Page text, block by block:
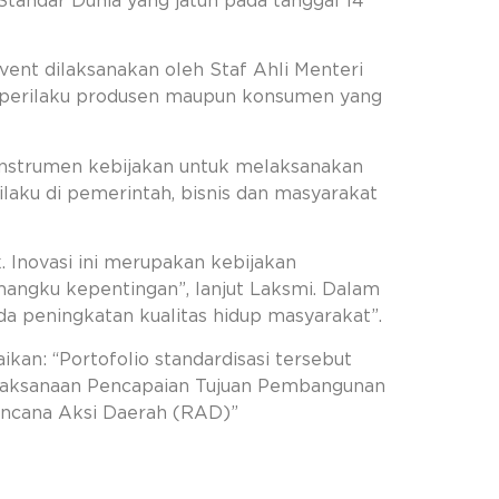
dilaksanakan oleh Staf Ahli Menteri
produsen maupun konsumen yang
kebijakan untuk melaksanakan
di pemerintah, bisnis dan masyarakat
Inovasi ini merupakan kebijakan
kepentingan”, lanjut Laksmi. Dalam
peningkatan kualitas hidup masyarakat”.
“Portofolio standardisasi tersebut
Pencapaian Tujuan Pembangunan
Aksi Daerah (RAD)”